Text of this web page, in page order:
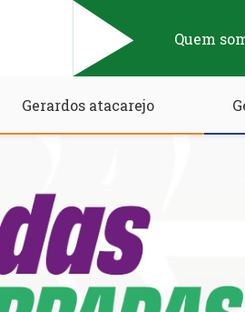
Quem
Gerardos atacarejo